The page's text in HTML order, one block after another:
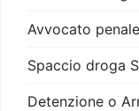
Avvocato
Spaccio droga
Detenzione o